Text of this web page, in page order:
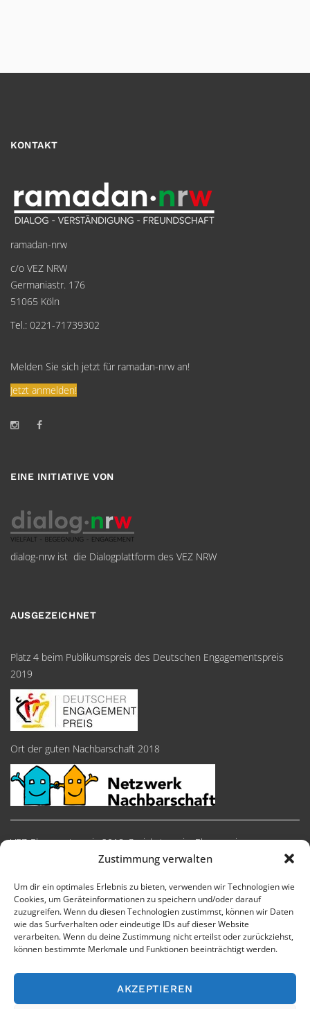
Zustimmung verwalten
Um dir ein optimales Erlebnis zu bieten, verwenden wir Technologien wie
Cookies, um Geräteinformationen zu speichern und/oder darauf
zuzugreifen. Wenn du diesen Technologien zustimmst, können wir Daten
wie das Surfverhalten oder eindeutige IDs auf dieser Website
verarbeiten. Wenn du deine Zustimmung nicht erteilst oder zurückziehst,
können bestimmte Merkmale und Funktionen beeinträchtigt werden.
AKZEPTIEREN
KONTAKT
ramadan-nrw
c/o VEZ NRW
Germaniastr. 176
51065 Köln
Tel.: 0221-71739302
Melden Sie sich jetzt für ramadan-nrw an!
Jetzt anmelden!
EINE INITIATIVE VON
dialog-nrw ist die Dialogplattform des VEZ NRW
AUSGEZEICHNET
Platz 4 beim Publikumspreis des Deutschen Engagementspreis
2019
Ort der guten Nachbarschaft 2018
VEZ-Ehrenamtspreis 2018, Preiskategorie: Ehrenpreise